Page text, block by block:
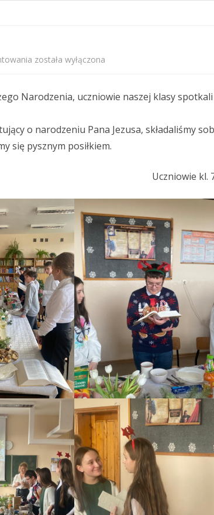
2025/2026
INFORMACJA O KWOCIE, KTÓRĄ
ZAMIERZA PRZEZNACZYĆ
ZAMAWIAJĄCY NA REALIZACJĘ
ZAMÓWIENIA
PROTOKÓŁ Z OTWARCIA OFERT
– DOSTAWA ŻYWNOŚCI –
KOLEJNE POSTĘPOWANIE
ZAWIADOMIENIE O WYBORZE
NAJKORZYSTNIEJSZEJ OFERTY-
DOSTAWA ŻYWNOŚCI –
KOLEJNA POSTĘPOWANIE
Spotkanie
w
została wyłączona
Narodzenia, uczniowie naszej klasy spotkali
o narodzeniu Pana Jezusa, składaliśmy
się pysznym posiłkiem.
Uczniowie kl.